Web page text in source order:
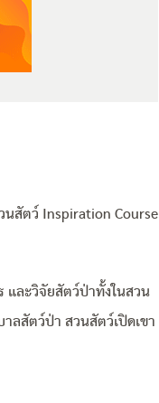
นสัตว์ Inspiration Course
ละวิจัยสัตว์ป่าทั้งในสวน
ลสัตว์ป่า สวนสัตว์เปิดเขา